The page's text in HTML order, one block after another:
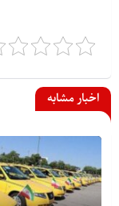
اخبار مشابه